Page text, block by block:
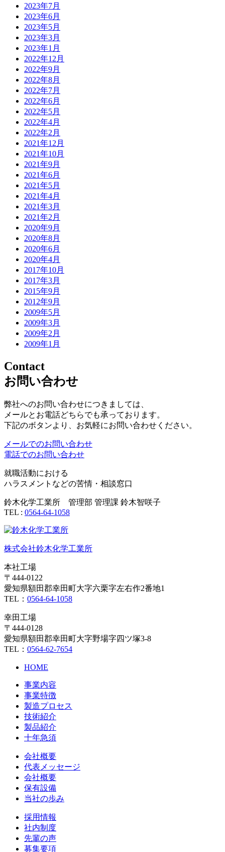
2023年7月
2023年6月
2023年5月
2023年3月
2023年1月
2022年12月
2022年9月
2022年8月
2022年7月
2022年6月
2022年5月
2022年4月
2022年2月
2021年12月
2021年10月
2021年9月
2021年6月
2021年5月
2021年4月
2021年3月
2021年2月
2020年9月
2020年8月
2020年6月
2020年4月
2017年10月
2017年3月
2015年9月
2012年9月
2009年5月
2009年3月
2009年2月
2009年1月
Contact
お問い合わせ
弊社へのお問い合わせにつきましては、
メールとお電話どちらでも承っております。
下記のボタンより、お気軽にお問い合わせください。
メールでのお問い合わせ
電話でのお問い合わせ
就職活動における
ハラスメントなどの苦情・相談窓口
鈴木化学工業所 管理部 管理課 鈴木智咲子
TEL : 0564-64-1058
株式会社鈴木化学工業所
本社工場
〒444-0122
愛知県額田郡幸田町大字六栗字左右作2番地1
TEL： 0564-64-1058
幸田工場
〒444-0128
愛知県額田郡幸田町大字野場字四ツ塚3-8
TEL： 0564-62-7654
HOME
事業内容
事業特徴
製造プロセス
技術紹介
製品紹介
十年急須
会社概要
代表メッセージ
会社概要
保有設備
当社の歩み
採用情報
社内制度
先輩の声
募集要項